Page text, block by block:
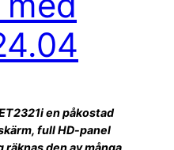
en påkostad
full HD-panel
räknas den av många